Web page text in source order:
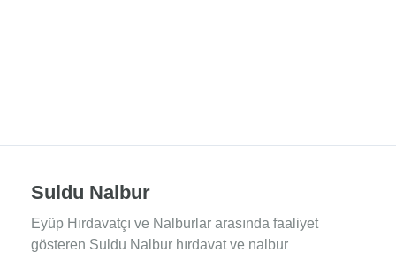
Suldu Nalbur
Eyüp Hırdavatçı ve Nalburlar arasında faaliyet
gösteren Suldu Nalbur hırdavat ve nalbur